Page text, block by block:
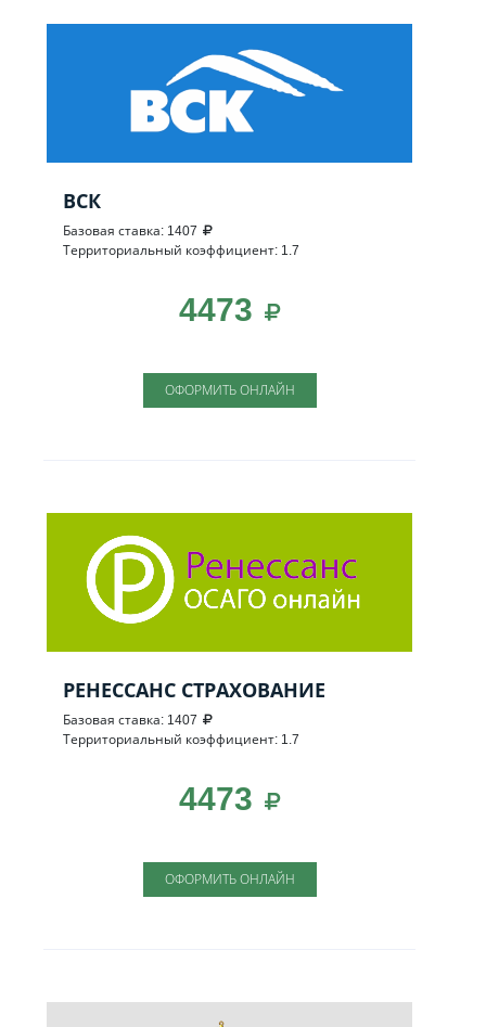
ВСК
Базовая ставка: 1407
Территориальный коэффициент: 1.7
4473
ОФОРМИТЬ ОНЛАЙН
РЕНЕССАНС СТРАХОВАНИЕ
Базовая ставка: 1407
Территориальный коэффициент: 1.7
4473
ОФОРМИТЬ ОНЛАЙН